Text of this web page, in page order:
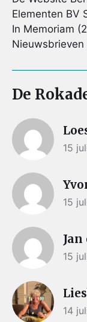
Elementen BV
In Memoriam
Nieuwsbrieven
De
15
15
15
14